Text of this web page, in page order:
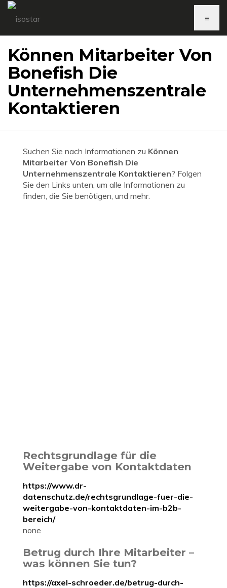
≡
Können Mitarbeiter Von
Bonefish Die
Unternehmenszentrale
Kontaktieren
Suchen Sie nach Informationen zu Können
Mitarbeiter Von Bonefish Die
Unternehmenszentrale Kontaktieren? Folgen
Sie den Links unten, um alle Informationen zu
finden, die Sie benötigen, und mehr.
Rechtsgrundlage für die
Weitergabe von Kontaktdaten
https://www.dr-
datenschutz.de/rechtsgrundlage-fuer-die-
weitergabe-von-kontaktdaten-im-b2b-
bereich/
none
Betrug durch Ihre Mitarbeiter –
was können Sie tun?
https://axel-schroeder.de/betrug-durch-